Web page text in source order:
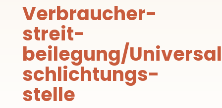
Verbraucher­
streit­
beilegung/
schlichtungs­
stelle